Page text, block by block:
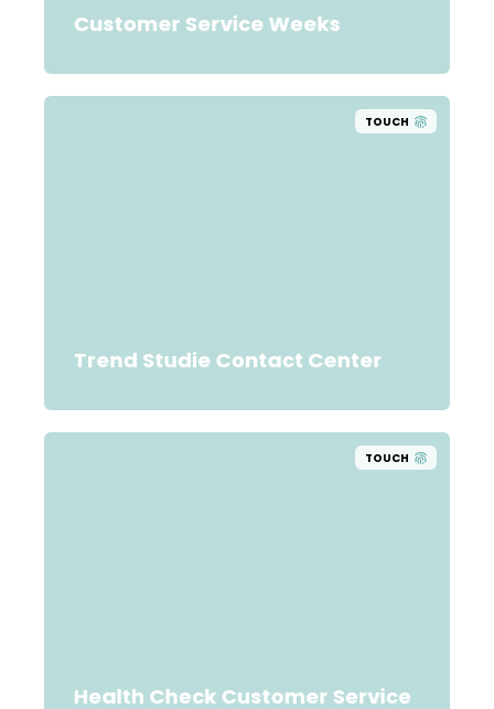
Customer Service Weeks
TOUCH
Trend Studie Contact Center
TOUCH
Health Check Customer Service